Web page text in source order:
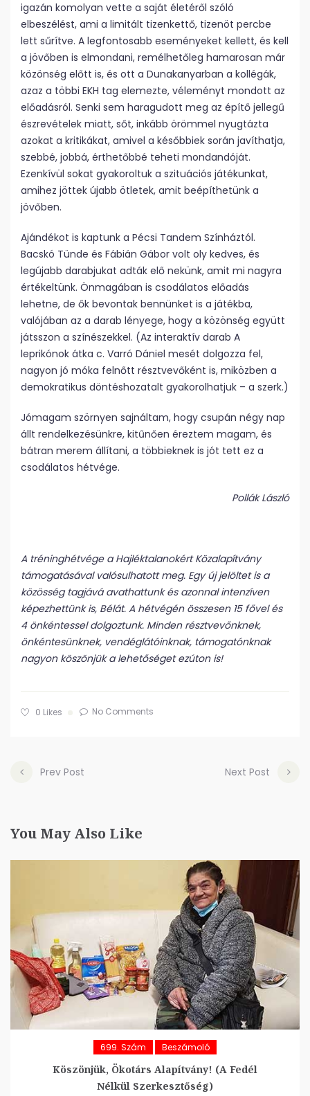
igazán komolyan vette a saját életéről szóló
elbeszélést, ami a limitált tizenkettő, tizenöt percbe
lett sűrítve. A legfontosabb eseményeket kellett, és kell
a jövőben is elmondani, remélhetőleg hamarosan már
közönség előtt is, és ott a Dunakanyarban a kollégák,
azaz a többi EKH tag elemezte, véleményt mondott az
előadásról. Senki sem haragudott meg az építő jellegű
észrevételek miatt, sőt, inkább örömmel nyugtázta
azokat a kritikákat, amivel a későbbiek során javíthatja,
szebbé, jobbá, érthetőbbé teheti mondandóját.
Ezenkívül sokat gyakoroltuk a szituációs játékunkat,
amihez jöttek újabb ötletek, amit beépíthetünk a
jövőben.
Ajándékot is kaptunk a Pécsi Tandem Színháztól.
Bacskó Tünde és Fábián Gábor volt oly kedves, és
legújabb darabjukat adták elő nekünk, amit mi nagyra
értékeltünk. Önmagában is csodálatos előadás
lehetne, de ők bevontak bennünket is a játékba,
valójában az a darab lényege, hogy a közönség együtt
játsszon a színészekkel. (Az interaktív darab A
leprikónok átka c. Varró Dániel mesét dolgozza fel,
nagyon jó móka felnőtt résztvevőként is, miközben a
demokratikus döntéshozatalt gyakorolhatjuk – a szerk.)
Jómagam szörnyen sajnáltam, hogy csupán négy nap
állt rendelkezésünkre, kitűnően éreztem magam, és
bátran merem állítani, a többieknek is jót tett ez a
csodálatos hétvége.
Pollák László
A tréninghétvége a Hajléktalanokért Közalapítvány
támogatásával valósulhatott meg. Egy új jelöltet is a
közösség tagjává avathattunk és azonnal intenzíven
képezhettünk is, Bélát. A hétvégén összesen 15 fővel és
4 önkéntessel dolgoztunk. Minden résztvevőnknek,
önkéntesünknek, vendéglátóinknak, támogatónknak
nagyon köszönjük a lehetőséget ezúton is!
0 Likes No Comments
Prev Post Next Post
You May Also Like
699. Szám Beszámoló
Köszönjük, Ökotárs Alapítvány! (A Fedél
Nélkül Szerkesztőség)